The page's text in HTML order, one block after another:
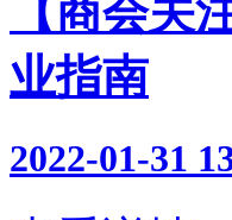
【商会关
业指南
2022-01-31